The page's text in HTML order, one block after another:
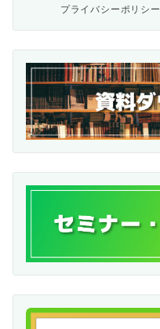
プライバシーポリシー